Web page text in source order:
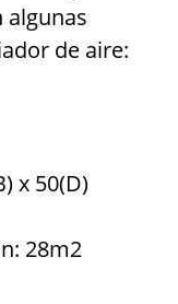
algunas
de aire:
x 50(D)
28m2